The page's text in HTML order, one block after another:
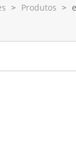
> Produtos >